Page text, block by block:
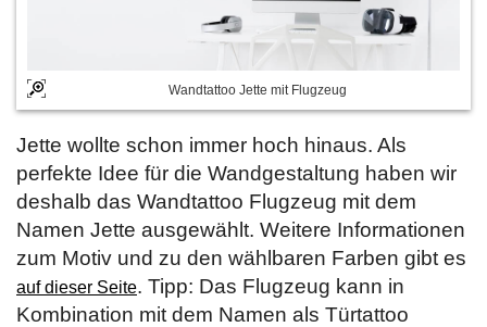
Wandtattoo Jette mit Flugzeug
Jette wollte schon immer hoch hinaus. Als
perfekte Idee für die Wandgestaltung haben wir
deshalb das Wandtattoo Flugzeug mit dem
Namen Jette ausgewählt. Weitere Informationen
zum Motiv und zu den wählbaren Farben gibt es
auf dieser Seite. Tipp: Das Flugzeug kann in
Kombination mit dem Namen als Türtattoo